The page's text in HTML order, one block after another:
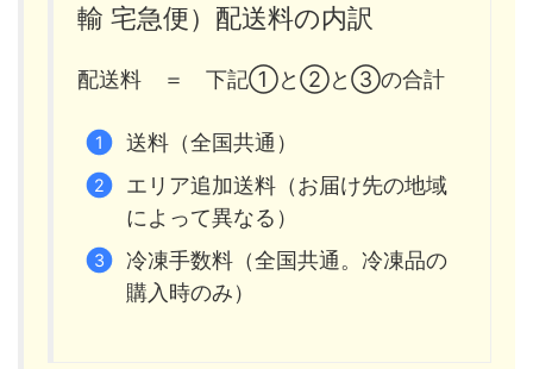
輸 宅急便）配送料の内訳
配送料 ＝ 下記①と②と③の合計
送料（全国共通）
エリア追加送料（お届け先の地域
によって異なる）
冷凍手数料（全国共通。冷凍品の
購入時のみ）